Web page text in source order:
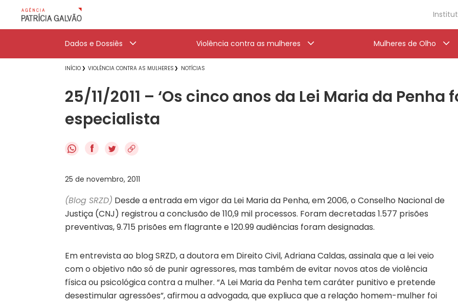
Dados e Dossiês Violência contra as mulheres Mulheres de Olho
INÍCIO VIOLÊNCIA CONTRA AS MULHERES NOTÍCIAS
25/11/2011 – ‘Os cinco anos da Lei Maria da
especialista
f
25 de novembro, 2011
(Blog SRZD) Desde a entrada em vigor da Lei Maria da Penha, em 2006, o Conselho Nacional de
Justiça (CNJ) registrou a conclusão de 110,9 mil processos. Foram decretadas 1.577 prisões
preventivas, 9.715 prisões em flagrante e 120.99 audiências foram designadas.
Em entrevista ao blog SRZD, a doutora em Direito Civil, Adriana Caldas, assinala que a lei veio
com o objetivo não só de punir agressores, mas também de evitar novos atos de violência
física ou psicológica contra a mulher. “A Lei Maria da Penha tem caráter punitivo e pretende
desestimular agressões”, afirmou a advogada, que expliuca que a relação homem-mulher foi